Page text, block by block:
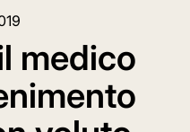
medico